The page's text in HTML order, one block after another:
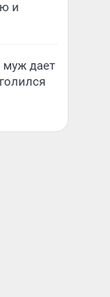
и
муж дает